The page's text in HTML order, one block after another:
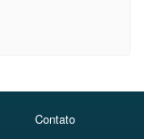
Contato